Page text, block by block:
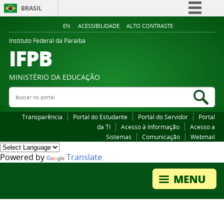
BRASIL
Simplifique!
Legislação
EN ACESSIBILIDADE ALTO CONTRASTE
Instituto Federal da Paraiba
IFPB
MINISTÉRIO DA EDUCAÇÃO
Buscar no portal
Transparência Portal do Estudante Portal do Servidor
Portal
da TI
Acesso à Informação
Acesso a
Sistemas
Comunicação Webmail
Powered by Translate